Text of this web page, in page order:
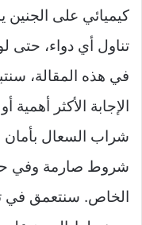
كيميائي على الجنين
تناول أي دواء، حتى
في هذه المقالة،
الإجابة الأكثر
شراب السعال
شروط صارمة وفي
الخاص. سنتعمق في